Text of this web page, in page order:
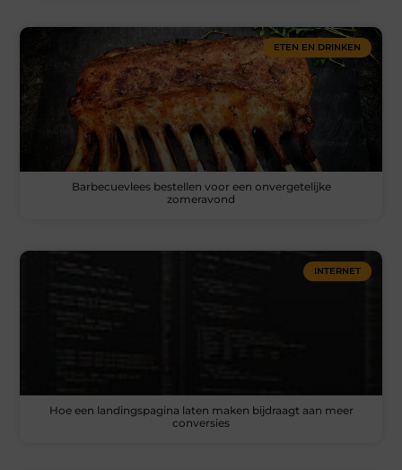
ETEN EN DRINKEN
Barbecuevlees bestellen voor een onvergetelijke
zomeravond
INTERNET
Hoe een landingspagina laten maken bijdraagt aan meer
conversies